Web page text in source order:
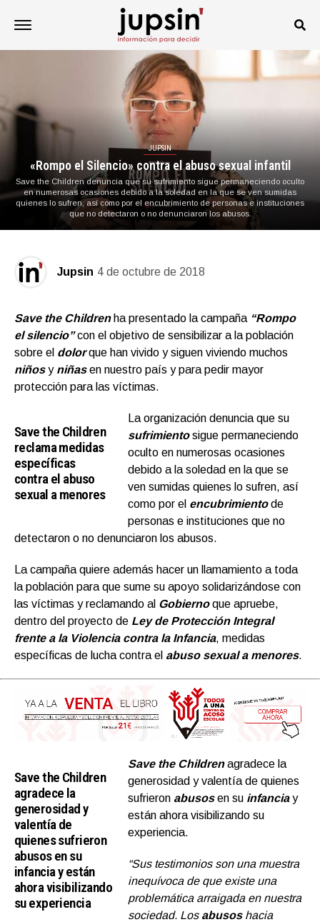
JUPSIN
«Rompo el Silencio» contra el abuso sexual infantil
Save the Children denuncia que su sufrimiento sigue permaneciendo oculto
en numerosas ocasiones debido a la soledad en la que se ven sumidas
quienes lo sufren, así como por el encubrimiento de personas e instituciones
que no detectaron o no denunciaron los abusos.
Jupsin 4 de octubre de 2018
Save the Childrenha presentado la campaña “Rompo
el silencio”con el objetivo de sensibilizar a la población
sobre el dolorque han vivido y siguen viviendo muchos
niñosy niñasen nuestro país y para pedir mayor
protección para las víctimas.
Save the Children
reclama medidas
específicas
contra el abuso
sexual a menores
La organización denuncia que su
sufrimientosigue permaneciendo
oculto en numerosas ocasiones
debido a la soledad en la que se
ven sumidas quienes lo sufren, así
como por el encubrimiento de
personas e instituciones que no
detectaron o no denunciaron los abusos.
La campaña quiere además hacer un llamamiento a toda
la población para que sume su apoyo solidarizándose con
las víctimas y reclamando al Gobiernoque apruebe,
dentro del proyecto de Ley de Protección Integral
frente a la Violencia contra la Infancia, medidas
específicas de lucha contra el abuso sexual a menores.
Save the Children
agradece la
generosidad y
valentía de
quienes sufrieron
abusos en su
infancia y están
ahora visibilizando
su experiencia
Save the Children agradece la
generosidad y valentía de quienes
sufrieron abusosen su infanciay
están ahora visibilizando su
experiencia.
“Sus testimonios son una muestra
inequívoca de que existe una
problemática arraigada en nuestra
sociedad. Los abusoshacia